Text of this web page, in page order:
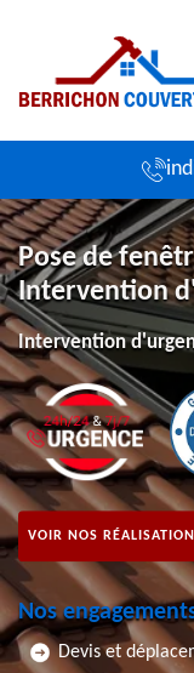
Pose de
Intervention
Intervention
VOIR NOS
Nos
Devis et